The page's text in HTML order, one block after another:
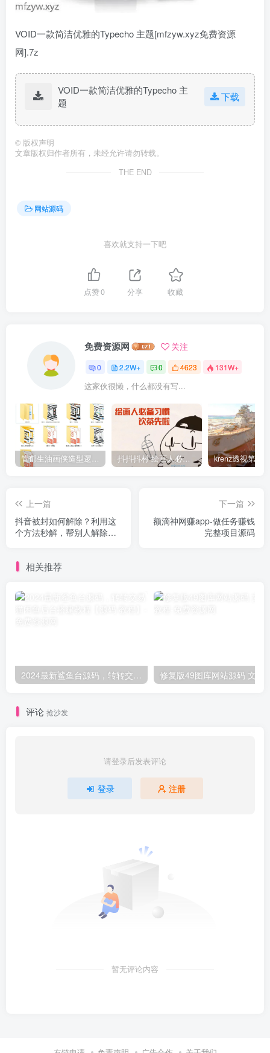
VOID一款简洁优雅的Typecho 主题[mfzyw.xyz免费资源
网].7z
VOID一款简洁优雅的Typecho 主
题
下载
© 版权声明
文章版权归作者所有，未经允许请勿转载。
THE END
网站源码
喜欢就支持一下吧
点赞0 分享 收藏
免费资源网 关注
0 2.2W+ 0 4623 131W+
这家伙很懒，什么都没有写...
管郁生油画侠造型逻辑班第一期2019年5月【高清不缺课】 抖抖抖村 绘画人必备习惯2020【画质不错】
上一篇
抖音被封如何解除？利用这
个方法秒解，帮别人解除也
下一篇
额滴神网赚app-做任务赚钱
完整项目源码
相关推荐
评论 抢沙发
请登录后发表评论
登录 注册
暂无评论内容